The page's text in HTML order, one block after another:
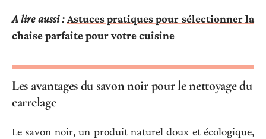
A lire aussi : Astuces pratiques pour sélectionner la
chaise parfaite pour votre cuisine
Les avantages du savon noir pour le nettoyage du
carrelage
Le savon noir, un produit naturel doux et écologique,